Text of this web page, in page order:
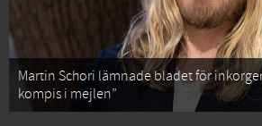
Martin Schori lämnade bladet för
kompis i mejlen”